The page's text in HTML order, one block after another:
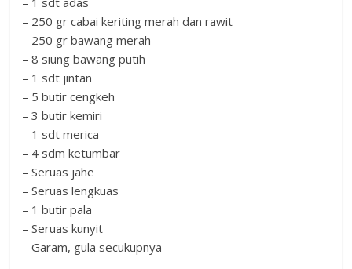
– 250 gr cabai keriting merah dan rawit
– 250 gr bawang merah
– 8 siung bawang putih
– 1 sdt jintan
– 5 butir cengkeh
– 3 butir kemiri
– 1 sdt merica
– 4 sdm ketumbar
– Seruas jahe
– Seruas lengkuas
– 1 butir pala
– Seruas kunyit
– Garam, gula secukupnya